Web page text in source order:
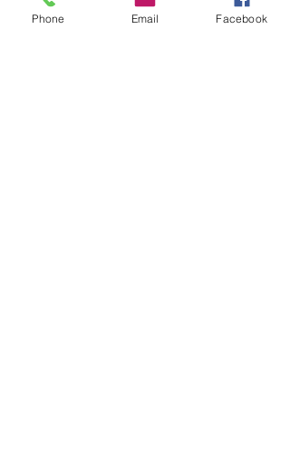
Darbiniai žibintai
Phone Email Facebook